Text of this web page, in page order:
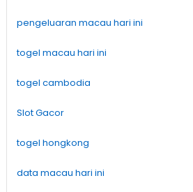
pengeluaran macau hari ini
togel macau hari ini
togel cambodia
Slot Gacor
togel hongkong
data macau hari ini